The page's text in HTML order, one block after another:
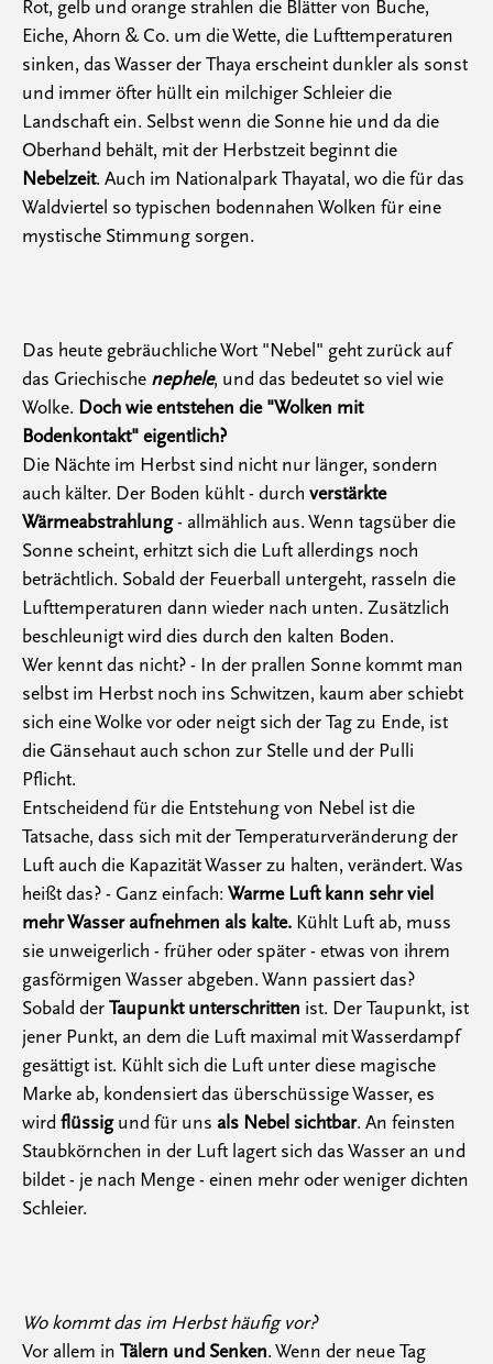
Rot, gelb und orange strahlen die Blätter von Buche,
Eiche, Ahorn & Co. um die Wette, die Lufttemperaturen
sinken, das Wasser der Thaya erscheint dunkler als sonst
und immer öfter hüllt ein milchiger Schleier die
Landschaft ein. Selbst wenn die Sonne hie und da die
Oberhand behält, mit der Herbstzeit beginnt die
Nebelzeit. Auch im Nationalpark Thayatal, wo die für das
Waldviertel so typischen bodennahen Wolken für eine
mystische Stimmung sorgen.
Das heute gebräuchliche Wort "Nebel" geht zurück auf
das Griechische nephele, und das bedeutet so viel wie
Wolke. Doch wie entstehen die "Wolken mit
Bodenkontakt" eigentlich?
Die Nächte im Herbst sind nicht nur länger, sondern
auch kälter. Der Boden kühlt - durch verstärkte
Wärmeabstrahlung- allmählich aus. Wenn tagsüber die
Sonne scheint, erhitzt sich die Luft allerdings noch
beträchtlich. Sobald der Feuerball untergeht, rasseln die
Lufttemperaturen dann wieder nach unten. Zusätzlich
beschleunigt wird dies durch den kalten Boden.
Wer kennt das nicht? - In der prallen Sonne kommt man
selbst im Herbst noch ins Schwitzen, kaum aber schiebt
sich eine Wolke vor oder neigt sich der Tag zu Ende, ist
die Gänsehaut auch schon zur Stelle und der Pulli
Pflicht.
Entscheidend für die Entstehung von Nebel ist die
Tatsache, dass sich mit der Temperaturveränderung der
Luft auch die Kapazität Wasser zu halten, verändert. Was
heißt das? - Ganz einfach: Warme Luft kann sehr viel
mehr Wasser aufnehmen als kalte. Kühlt Luft ab, muss
sie unweigerlich - früher oder später - etwas von ihrem
gasförmigen Wasser abgeben. Wann passiert das?
Sobald derTaupunkt unterschritten ist. Der Taupunkt, ist
jener Punkt, an dem die Luft maximal mit Wasserdampf
gesättigt ist. Kühlt sich die Luft unter diese magische
Marke ab, kondensiert das überschüssige Wasser, es
wird flüssigund für uns als Nebel sichtbar. An feinsten
Staubkörnchen in der Luft lagert sich das Wasser an und
bildet - je nach Menge - einen mehr oder weniger dichten
Schleier.
Wo kommt das im Herbst häufig vor?
Vor allem in Tälern und Senken. Wenn der neue Tag